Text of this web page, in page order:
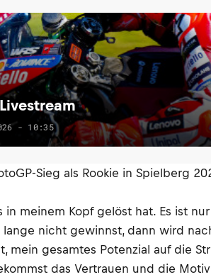
- 10:35
Sieg als Rookie in Spielberg
meinem Kopf gelöst hat. Es ist
nicht gewinnst, dann wird
mein gesamtes Potenzial auf die
das Vertrauen und die